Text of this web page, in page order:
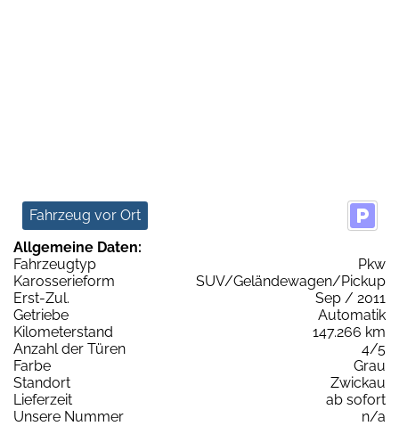
Fahrzeug vor Ort
Allgemeine Daten:
Fahrzeugtyp
Pkw
Karosserieform
SUV/Geländewagen/Pickup
Erst-Zul.
Sep / 2011
Getriebe
Automatik
Kilometerstand
147.266 km
Anzahl der Türen
4/5
Farbe
Grau
Standort
Zwickau
Lieferzeit
ab sofort
Unsere Nummer
n/a